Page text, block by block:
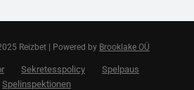
Reizbet | Powered by Brooklake OÜ
Sekretesspolicy
Spelpaus
Spelinspektionen